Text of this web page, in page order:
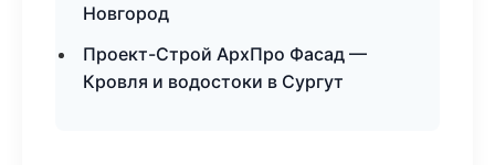
Новгород
Проект-Строй АрхПро Фасад —
Кровля и водостоки в Сургут